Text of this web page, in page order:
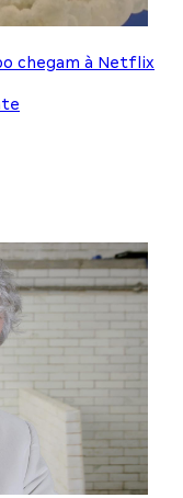
chegam à Netflix